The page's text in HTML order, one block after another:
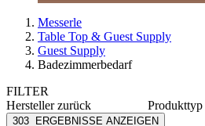
Messerle
Table Top & Guest Supply
Guest Supply
Badezimmerbedarf
FILTER
Herstellerzurück
Anyah
Produkttyp
303 ERGEBNISSE ANZEIGEN